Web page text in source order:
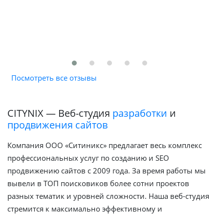
Посмотреть все отзывы
CITYNIX — Веб-студия разработки и
продвижения сайтов
Компания ООО «Ситиникс» предлагает весь комплекс
профессиональных услуг по созданию и SEO
продвижению сайтов с 2009 года. За время работы мы
вывели в ТОП поисковиков более сотни проектов
разных тематик и уровней сложности. Наша веб-студия
стремится к максимально эффективному и